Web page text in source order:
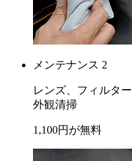
メンテナンス 2
レンズ、フィルター
外観清掃
1,100円が無料